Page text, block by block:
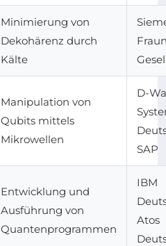
Minimierung von
Dekohärenz durch
Kälte
Manipulation von
Qubits mittels
Mikrowellen
D-
SAP
Entwicklung und
Ausführung von
Quantenprogrammen
IBM
Atos